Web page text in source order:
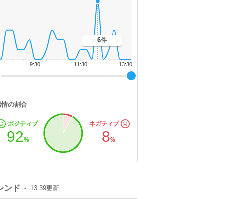
13:30
11:30
9:30
6件
情の割合
ポジティブ
92%
ネガティブ
8%
ンド 13:39更新